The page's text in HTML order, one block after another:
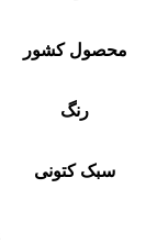
محصول کشور
رنگ
سبک کتونی